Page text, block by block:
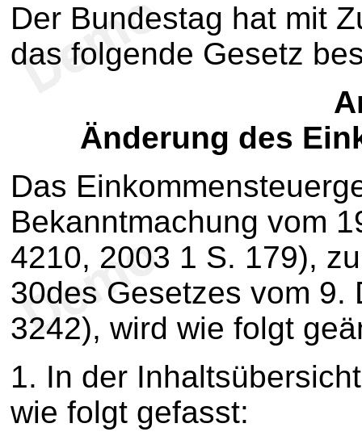
Der Bundestag hat mit
das folgende Gesetz
Änderung des
Das
Bekanntmachung vom
4210, 2003 1 S. 179),
30des Gesetzes vom 9.
3242), wird wie folgt
1. In der
wie folgt gefasst: